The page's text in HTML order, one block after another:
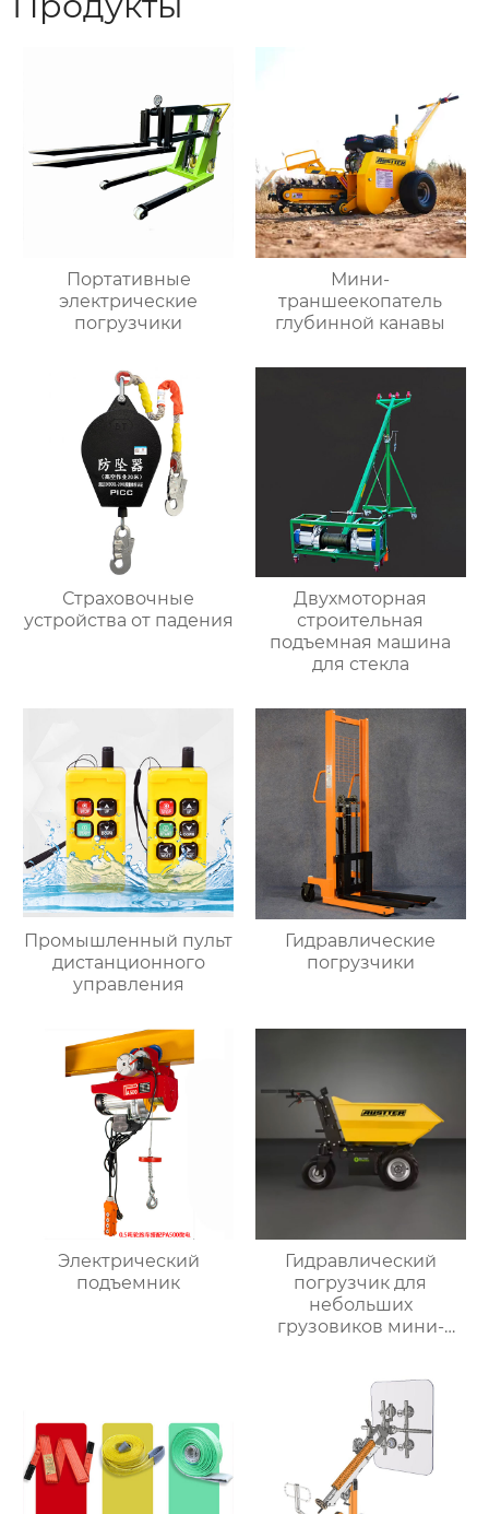
Портативные
электрические
погрузчики
Мини-
траншеекопатель
глубинной канавы
Страховочные
устройства от падения
Двухмоторная
строительная
подъемная машина
для стекла
Промышленный пульт
дистанционного
управления
Гидравлические
погрузчики
Электрический
подъемник
Гидравлический
погрузчик для
небольших
грузовиков мини-